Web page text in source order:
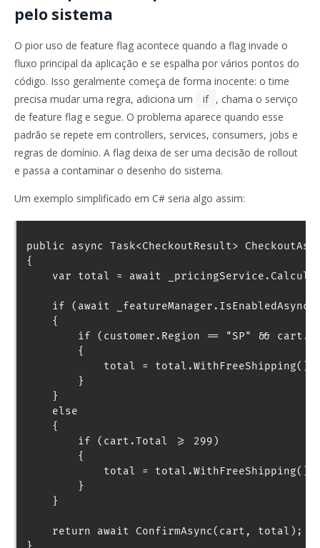
pelo sistema
O pior uso de feature flag acontece quando a flag invade o
fluxo principal da aplicação e se espalha por vários pontos do
código. Isso geralmente começa de forma inocente: o time
precisa mudar uma regra, adiciona um
if , chama o serviço
de feature flag e segue. O problema aparece quando esse
padrão se repete em controllers, services, consumers, jobs e
regras de domínio. A flag deixa de ser uma decisão de rollout
e passa a contaminar o desenho do sistema.
Um exemplo simplificado em C# seria algo assim:
public async Task<CheckoutResult>
{
var total = await
if (await
    {
if (customer.Region == "SP" &&
        {
            total = total.WithFreeShipping();
        }
    }
    else
    {
        if (cart.Total >= 299)
        {
            total = total.WithFreeShipping();
        }
    }
    return await ConfirmAsync(cart, total);